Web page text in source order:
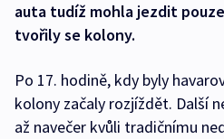
auta tudíž mohla jezdit
tvořily se kolony.
Po 17. hodině, kdy byly
kolony začaly rozjíždět. Další
až navečer kvůli tradičnímu